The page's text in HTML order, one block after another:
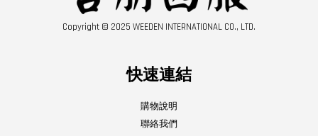
Copyright © 2025 WEEDEN INTERNATIONAL CO., LTD.
快速連結
購物說明
聯絡我們